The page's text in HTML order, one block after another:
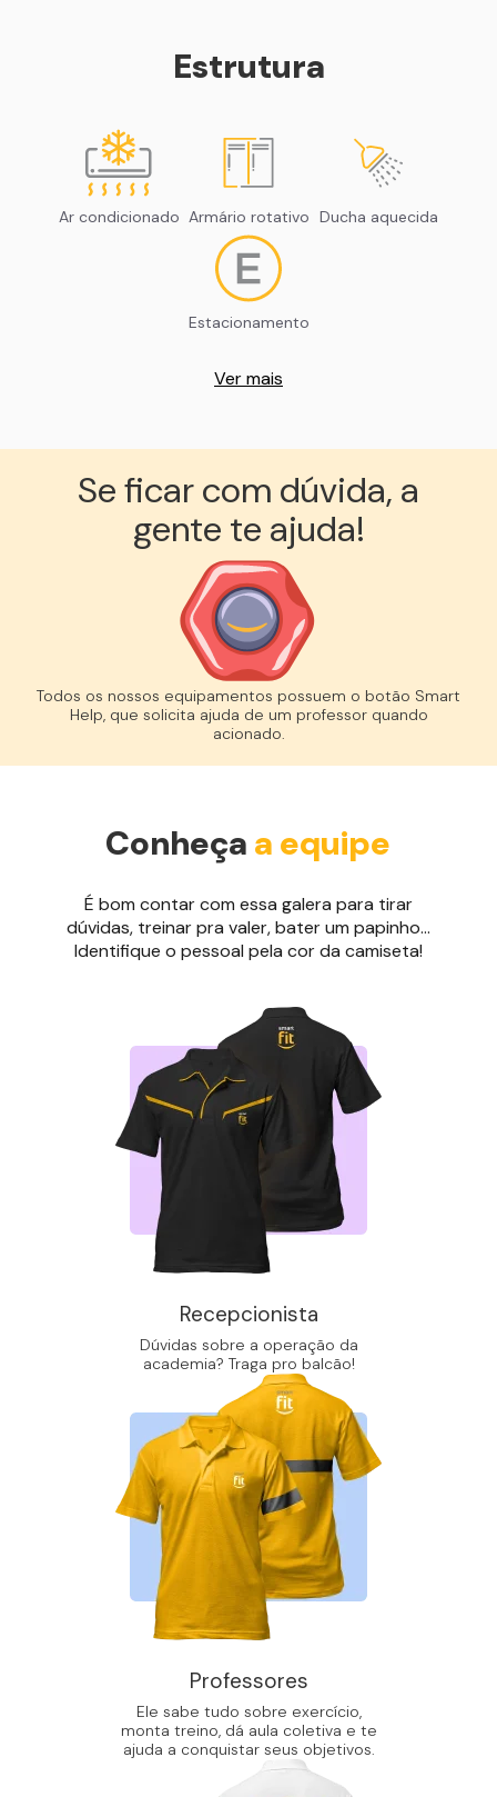
Estrutura
Ar condicionado Armário rotativo Ducha aquecida
Estacionamento
Ver mais
Se ficar com dúvida, a
gente te ajuda!︎
Todos os nossos equipamentos possuem o botão Smart
Help, que solicita ajuda de um professor quando
acionado.
Conheça a equipe
É bom contar com essa galera para tirar
dúvidas, treinar pra valer, bater um papinho...
Identifique o pessoal pela cor da camiseta!
Recepcionista
Dúvidas sobre a operação da
academia? Traga pro balcão!
Professores
Ele sabe tudo sobre exercício,
monta treino, dá aula coletiva e te
ajuda a conquistar seus objetivos.